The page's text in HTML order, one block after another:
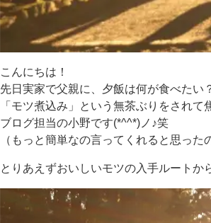
こんにちは！
先日実家で父親に、夕飯は何が食べたい
「モツ煮込み」という無茶ぶりをされて
ブログ担当の小野です(*^^*)ノ♪笑
（もっと簡単なの言ってくれると思った
とりあえずおいしいモツの入手ルートか